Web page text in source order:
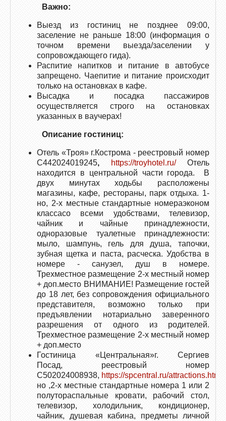
Важно:
Выезд из гостиниц не позднее 09:00,
заселение не раньше 18:00 (информация о
точном времени выезда/заселении у
сопровождающего гида).
Распитие напитков и питание в автобусе
запрещено. Чаепитие и питание происходит
только на остановках в кафе.
Высадка и посадка пассажиров
осуществляется строго на остановках
указанных в ваучерах!
Описание гостиниц:
Отель «Троя» г.Кострома - реестровый номер
С442024019245, https://troyhotel.ru/Отель
находится в центральной части города. В
двух минутах ходьбы расположены
магазины, кафе, рестораны, парк отдыха. 1-
но, 2-х местные стандартные номераэконом
классасо всеми удобствами, телевизор,
чайник и чайные принадлежности,
одноразовые туалетные принадлежности:
мыло, шампунь, гель для душа, тапочки,
зубная щетка и паста, расческа. Удобства в
номере - санузел, душ в номере.
Трехместное размещение 2-х местный номер
+ доп.место ВНИМАНИЕ! Размещение гостей
до 18 лет, без сопровождения официального
представителя, возможно только при
предъявлении нотариально заверенного
разрешения от одного из родителей.
Трехместное размещение 2-х местный номер
+ доп.место
Гостиница «Центральная»г. Сергиев
Посад, реестровый номер
С502024008938, https://spcentral.ru/attractions.html
но ,2-х местные стандартные номера 1 или 2
полутораспальные кровати, рабочий стол,
телевизор, холодильник, кондиционер,
чайник, душевая кабина, предметы личной